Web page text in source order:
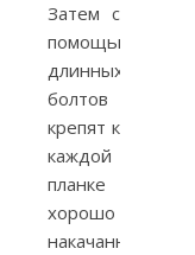
Затем с
помощью
длинных
болтов
крепят к
каждой
планке
хорошо
накачанные